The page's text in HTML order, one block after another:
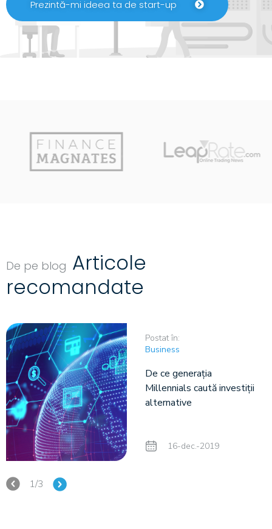
Prezintă-mi ideea ta de start-up
De pe blog Articole
recomandate
Postat în:
Business
De ce generația
Millennials caută investiții
alternative
16-dec.-2019
1/3